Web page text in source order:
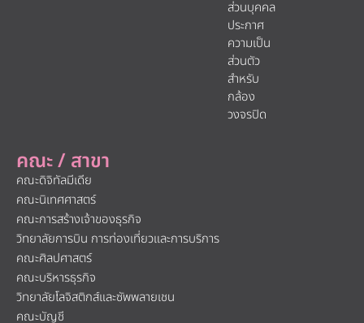
คณะ / สาขา
คณะดิจิทัลมีเดีย
คณะนิเทศศาสตร์
คณะการสร้างเจ้าของธุรกิจ
วิทยาลัยการบิน การท่องเที่ยวและการบริการ
คณะศิลปศาสตร์
คณะบริหารธุรกิจ
วิทยาลัยโลจิสติกส์และซัพพลายเชน
คณะบัญชี
ส่วนบุคคล
ประกาศ
ความเป็น
ส่วนตัว
สำหรับ
กล้อง
วงจรปิด